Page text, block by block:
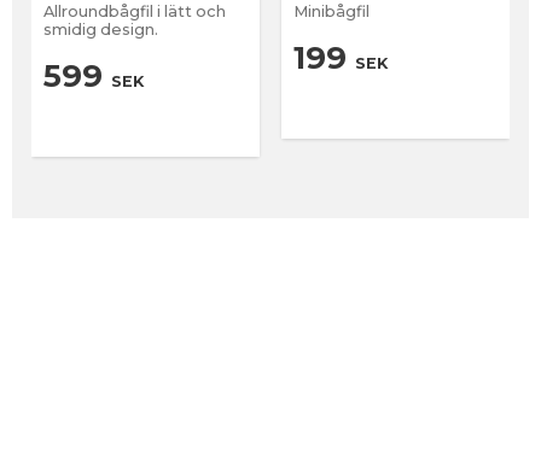
Allroundbågfil i lätt och
smidig design.
599 SEK
Minibågfil
199 SEK